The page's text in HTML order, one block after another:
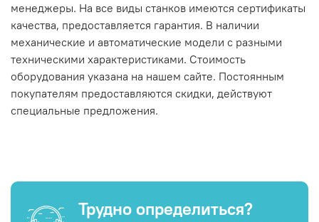
менеджеры. На все виды станков имеются сертификаты
качества, предоставляется гарантия. В наличии
механические и автоматические модели с разными
техническими характеристиками. Стоимость
оборудования указана на нашем сайте. Постоянным
покупателям предоставляются скидки, действуют
специальные предложения.
Трудно определиться?